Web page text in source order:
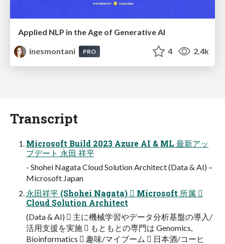
Applied NLP in the Age of Generative AI
inesmontani
PRO 4 2.4k
Transcript
Microsoft Build 2023 Azure AI & ML 最新アッ
プデート 永田 祥平
- Shohei Nagata Cloud Solution Architect (Data & AI) –
Microsoft Japan
永田祥平 (Shohei Nagata)  Microsoft 所属 
Cloud Solution Architect
(Data & AI)  主に機械学習やデータ分析基盤の導入/
活用支援を実施  もともとの専門は Genomics,
Bioinformatics  趣味/マイブーム  日本酒/コーヒ